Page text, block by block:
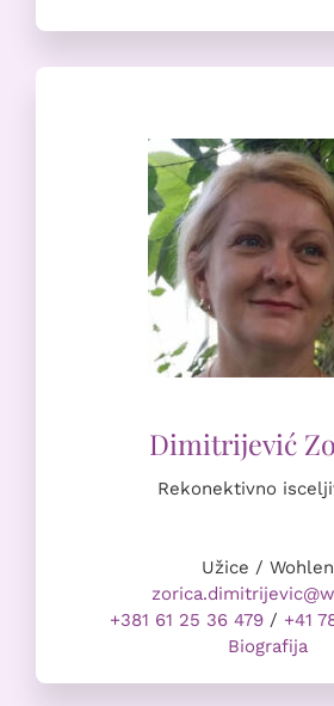
Rekonektivno
Užice / Wohlen
+381 61 25 36 479/ +41
Biografija